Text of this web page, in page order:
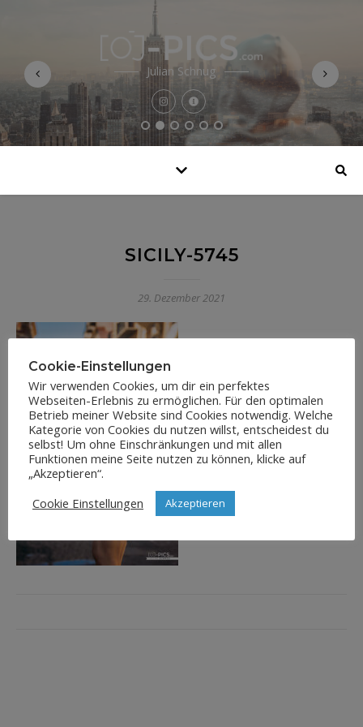
Julian Schnug
SICILY-5745
29. Dezember 2021
Cookie-Einstellungen
Wir verwenden Cookies, um dir ein perfektes
Webseiten-Erlebnis zu ermöglichen. Für den optimalen
Betrieb meiner Website sind Cookies notwendig. Welche
Kategorie von Cookies du nutzen willst, entscheidest du
selbst! Um ohne Einschränkungen und mit allen
Funktionen meine Seite nutzen zu können, klicke auf
„Akzeptieren“.
Cookie Einstellungen
Akzeptieren